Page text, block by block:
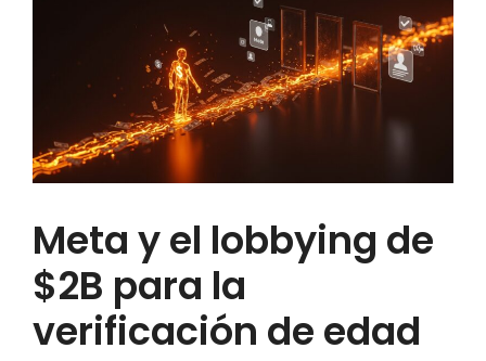
Meta y el lobbying de
$2B para la
verificación de edad